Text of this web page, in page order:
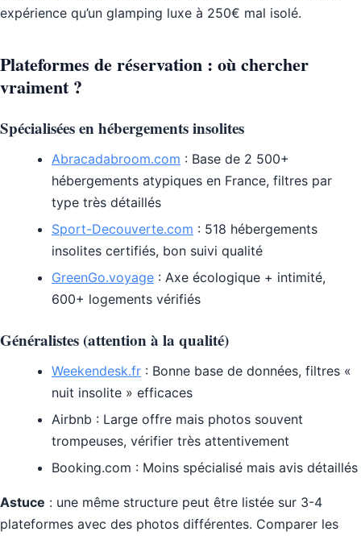
expérience qu’un glamping luxe à 250€ mal isolé.
Plateformes de réservation : où chercher
vraiment ?
Spécialisées en hébergements insolites
Abracadabroom.com : Base de 2 500+
hébergements atypiques en France, filtres par
type très détaillés
Sport-Decouverte.com : 518 hébergements
insolites certifiés, bon suivi qualité
GreenGo.voyage : Axe écologique + intimité,
600+ logements vérifiés
Généralistes (attention à la qualité)
Weekendesk.fr : Bonne base de données, filtres «
nuit insolite » efficaces
Airbnb : Large offre mais photos souvent
trompeuses, vérifier très attentivement
Booking.com : Moins spécialisé mais avis détaillés
Astuce : une même structure peut être listée sur 3-4
plateformes avec des photos différentes. Comparer les